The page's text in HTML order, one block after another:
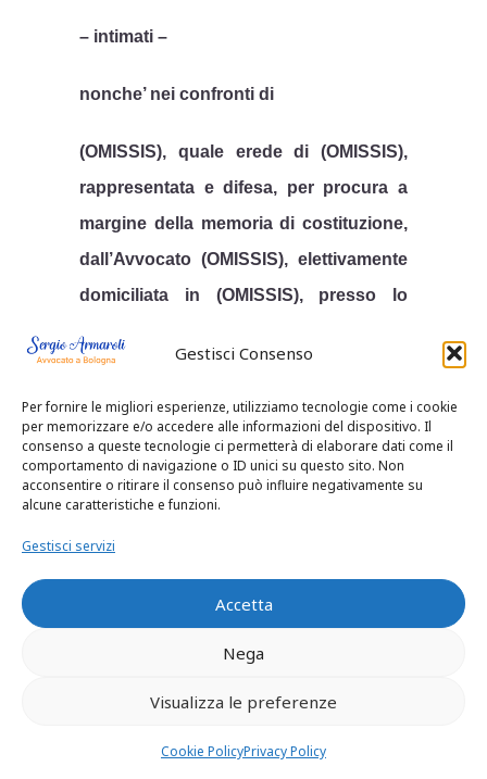
Gestisci Consenso
Per fornire le migliori esperienze, utilizziamo tecnologie come i cookie
per memorizzare e/o accedere alle informazioni del dispositivo. Il
consenso a queste tecnologie ci permetterà di elaborare dati come il
comportamento di navigazione o ID unici su questo sito. Non
acconsentire o ritirare il consenso può influire negativamente su
alcune caratteristiche e funzioni.
Gestisci servizi
Accetta
Nega
Visualizza le preferenze
Cookie PolicyPrivacy Policy
– intimati –
nonche’ nei confronti di
(OMISSIS), quale erede di (OMISSIS),
rappresentata e difesa, per procura a
margine della memoria di costituzione,
dall’Avvocato (OMISSIS), elettivamente
domiciliata in (OMISSIS), presso lo
avverso la sentenza della Corte
d’appello di Reggio Calabria n. 232
Udita la relazione della causa svolta
nell’udienza pubblica del 10 marzo 2015
dal Consigliere relatore Dott. PETITTI